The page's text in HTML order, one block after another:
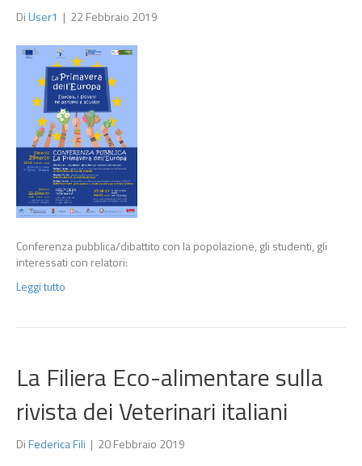
DiUser1 | 22 Febbraio 2019
Conferenza pubblica/dibattito con la popolazione, gli studenti, gli
interessati con relatori:
Leggi tutto
La Filiera Eco-alimentare sulla
rivista dei Veterinari italiani
DiFederica Fili | 20 Febbraio 2019